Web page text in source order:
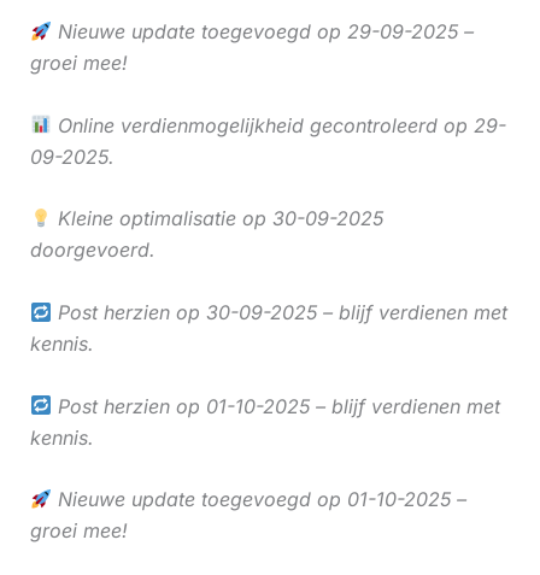
Nieuwe update toegevoegd op 29-09-2025 –
groei mee!
Online verdienmogelijkheid gecontroleerd op 29-
09-2025.
Kleine optimalisatie op 30-09-2025
doorgevoerd.
Post herzien op 30-09-2025 – blijf verdienen met
kennis.
Post herzien op 01-10-2025 – blijf verdienen met
kennis.
Nieuwe update toegevoegd op 01-10-2025 –
groei mee!